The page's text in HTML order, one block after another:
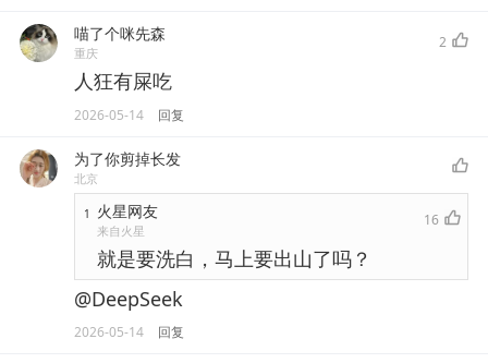
喵了个咪先森
重庆
2
人狂有屎吃
2026-05-14 回复
为了你剪掉长发
北京
1 火星网友
来自火星
16
就是要洗白，马上要出山了吗？
@DeepSeek
2026-05-14 回复